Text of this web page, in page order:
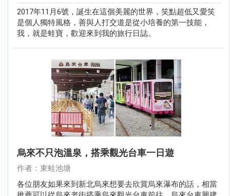
2017年11月6號，誕生在這個美麗的世界，笑點超低又愛笑
是個人獨特風格，善與人打交道是從小培養的第一技能，
我，就是蛙寶，歡迎來到我的旅行日誌。
烏來不只泡溫泉，搭乘觀光台車一日遊
作者：東蛙池塘
各位朋友如果來到新北烏來想要去欣賞烏來瀑布的話，相當